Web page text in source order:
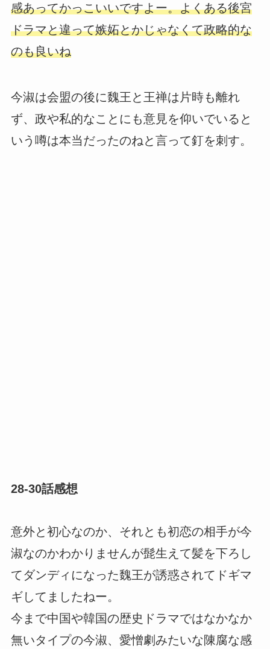
感あってかっこいいですよー。よくある後宮
ドラマと違って嫉妬とかじゃなくて政略的な
のも良いね
今淑は会盟の後に魏王と王禅は片時も離れ
ず、政や私的なことにも意見を仰いでいると
いう噂は本当だったのねと言って釘を刺す。
28-30話感想
意外と初心なのか、それとも初恋の相手が今
淑なのかわかりませんが髭生えて髪を下ろし
てダンディになった魏王が誘惑されてドギマ
ギしてましたねー。
今まで中国や韓国の歴史ドラマではなかなか
無いタイプの今淑、愛憎劇みたいな陳腐な感